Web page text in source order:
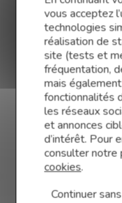
vous acceptez
technologies
réalisation de
site (tests et
fréquentation,
mais
fonctionnalités
les réseaux
et annonces
d’intérêt. Pour
consulter notre
cookies.
Continuer